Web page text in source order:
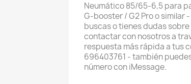
Neumático 85/65-6,5 para
G-booster / G2 Pro o similar
buscas o tienes dudas
contactar con nosotros a
respuesta más rápida a tus
696403761 - también
número con iMessage.